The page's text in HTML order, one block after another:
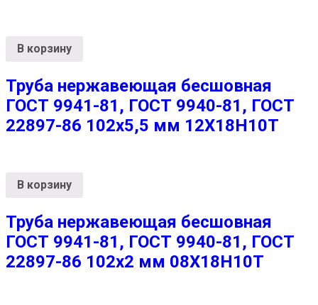
В корзину
Труба нержавеющая бесшовная
ГОСТ 9941-81, ГОСТ 9940-81, ГОСТ
22897-86 102х5,5 мм 12Х18Н10Т
В корзину
Труба нержавеющая бесшовная
ГОСТ 9941-81, ГОСТ 9940-81, ГОСТ
22897-86 102х2 мм 08Х18Н10Т